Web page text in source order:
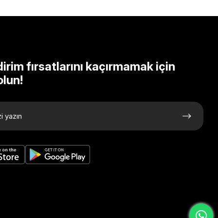
fırsatlarını kaçırmamak için